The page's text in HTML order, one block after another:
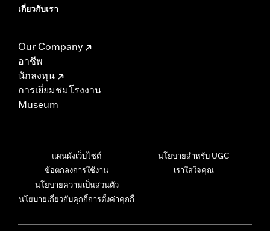
เกี่ยวกับเรา
Our Company
อาชีพ
นักลงทุน
การเยี่ยมชมโรงงาน
Museum
แผนผังเว็บไซต์
ข้อตกลงการใช้งาน
นโยบายความเป็นส่วนตัว
นโยบายเกี่ยวกับคุกกี้การตั้งค่าคุกกี้
นโยบายสำหรับ UGC
เราใส่ใจคุณ